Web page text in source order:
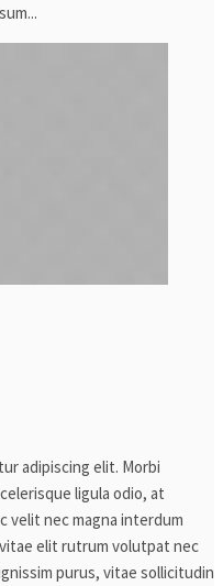
adipiscing elit. Morbi
ligula odio, at
velit nec magna interdum
elit rutrum volutpat nec
purus, vitae sollicitudin